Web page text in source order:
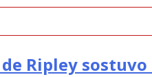
Ripley